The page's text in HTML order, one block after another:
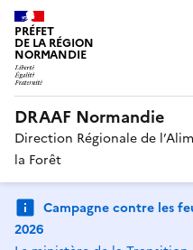
PRÉFET
DE LA RÉGION
NORMANDIE
DRAAF Normandie
Direction Régionale de
la Forêt
Campagne contre les
2026